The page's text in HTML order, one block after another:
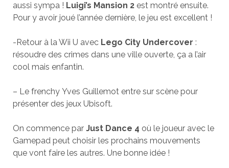
aussi sympa ! Luigi’s Mansion 2est montré ensuite.
Pour y avoir joué l’année dernière, le jeu est excellent !
-Retour à la Wii U avec Lego City Undercover :
résoudre des crimes dans une ville ouverte, ça a l’air
cool mais enfantin.
– Le frenchy Yves Guillemot entre sur scène pour
présenter des jeux Ubisoft.
On commence par Just Dance 4 où le joueur avec le
Gamepad peut choisir les prochains mouvements
que vont faire les autres. Une bonne idée !